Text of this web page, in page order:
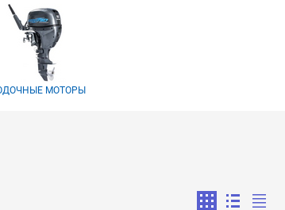
МОТОРЫ